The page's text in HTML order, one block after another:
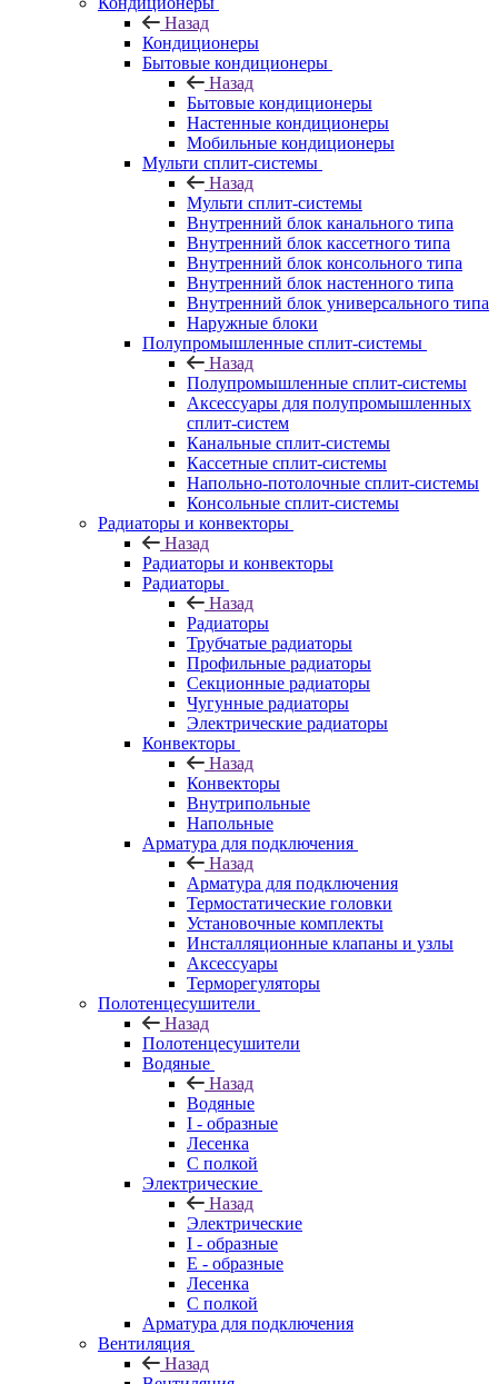
Назад
Кондиционеры
Бытовые кондиционеры
Назад
Бытовые кондиционеры
Настенные кондиционеры
Мобильные кондиционеры
Мульти сплит-системы
Назад
Мульти сплит-системы
Внутренний блок канального типа
Внутренний блок кассетного типа
Внутренний блок консольного типа
Внутренний блок настенного типа
Внутренний блок универсального типа
Наружные блоки
Полупромышленные сплит-системы
Назад
Полупромышленные сплит-системы
Аксессуары для полупромышленных
сплит-систем
Канальные сплит-системы
Кассетные сплит-системы
Напольно-потолочные сплит-системы
Консольные сплит-системы
Радиаторы и конвекторы
Назад
Радиаторы и конвекторы
Радиаторы
Назад
Радиаторы
Трубчатые радиаторы
Профильные радиаторы
Секционные радиаторы
Чугунные радиаторы
Электрические радиаторы
Конвекторы
Назад
Конвекторы
Внутрипольные
Напольные
Арматура для подключения
Назад
Арматура для подключения
Термостатические головки
Установочные комплекты
Инсталляционные клапаны и узлы
Аксессуары
Терморегуляторы
Полотенцесушители
Назад
Полотенцесушители
Водяные
Назад
Водяные
I - образные
Лесенка
С полкой
Электрические
Назад
Электрические
I - образные
E - образные
Лесенка
С полкой
Арматура для подключения
Вентиляция
Назад